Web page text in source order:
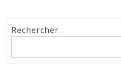
Rechercher